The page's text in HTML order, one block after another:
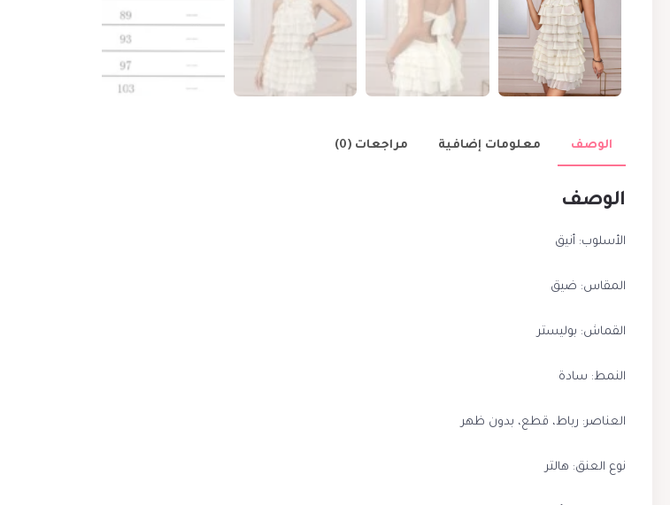
الوصف معلومات إضافية مراجعات (0)
الوصف
الأسلوب: أنيق
المقاس: ضيق
القماش: بوليستر
النمط: سادة
العناصر: رباط، قطع، بدون ظهر
نوع العنق: هالتر